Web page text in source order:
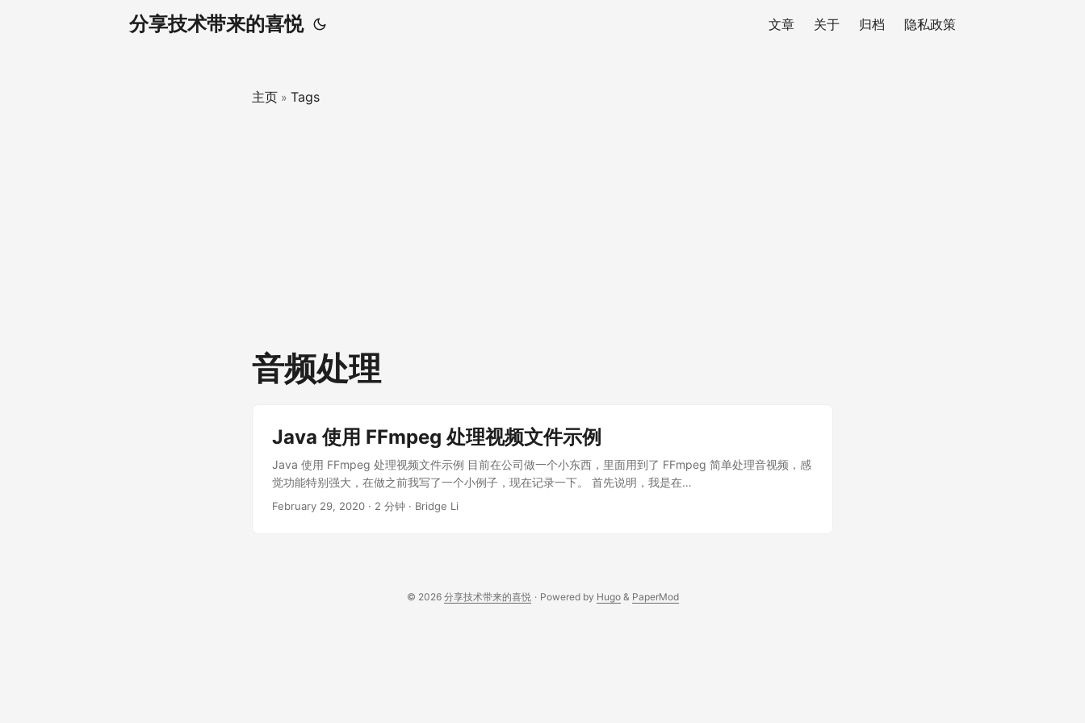
分享技术带来的喜悦 文章 关于 归档 隐私政策
主页 » Tags
音频处理
Java 使用 FFmpeg 处理视频文件示例
Java 使用 FFmpeg 处理视频文件示例 目前在公司做一个小东西，里面用到了 FFmpeg 简单处理音视频，感
觉功能特别强大，在做之前我写了一个小例子，现在记录一下。 首先说明，我是在
https://ffmpeg.zeranoe.com/builds/ 这个地方下载的软件，Windows 和 Mac 解压之后即可使用。具体代
testFfmpeg() { String inputWavFile = "/Users/bridgeli/inputWavFile.wav"; String inputMp3File =
February 29, 2020 · 2 分钟 · Bridge Li
© 2026 分享技术带来的喜悦 · Powered by Hugo& PaperMod